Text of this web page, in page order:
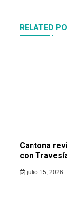
RELATED
Cantona
con
julio 15, 2026